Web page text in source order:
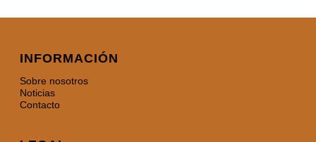
INFORMACIÓN
Sobre nosotros
Noticias
Contacto